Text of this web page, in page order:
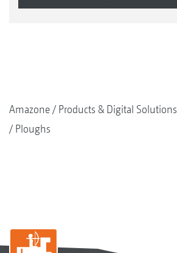
Amazone Products & Digital Solutions
Ploughs